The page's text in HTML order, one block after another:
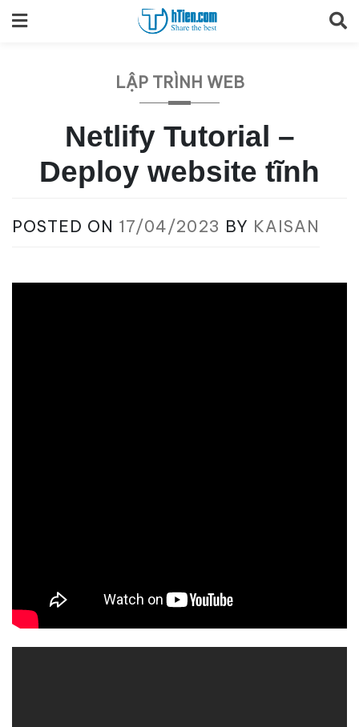
to
LẬP TRÌNH WEB
Netlify Tutorial –
Deploy website tĩnh
POSTED ON 17/04/2023 BY KAISAN